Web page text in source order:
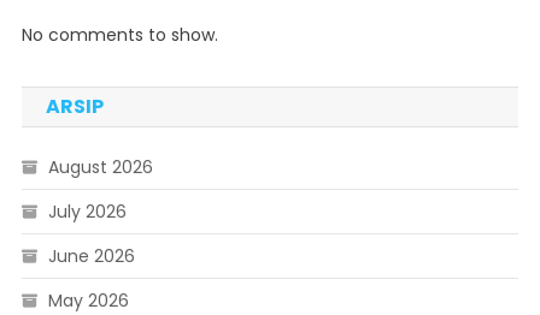
No comments to show.
ARSIP
August 2026
July 2026
June 2026
May 2026